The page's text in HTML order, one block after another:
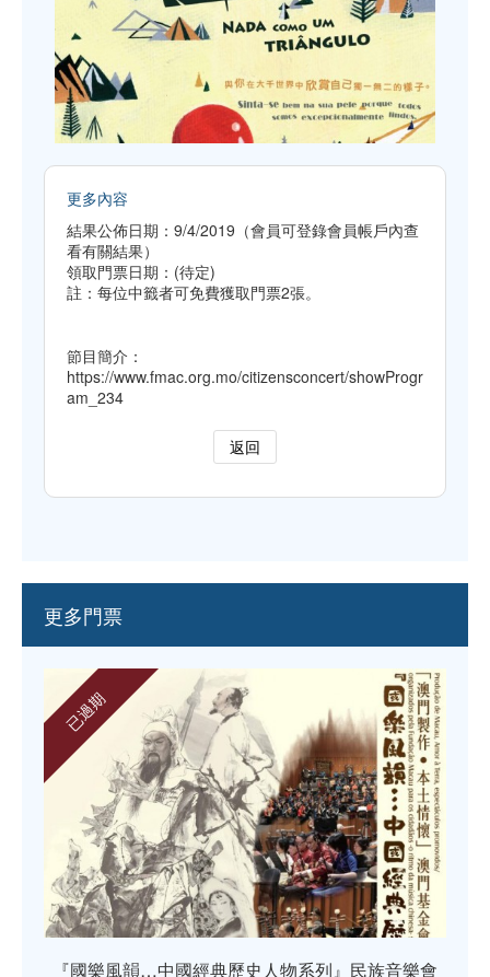
更多內容
結果公佈日期：9/4/2019（會員可登錄會員帳戶內查
看有關結果）
領取門票日期：(待定)
註：每位中籤者可免費獲取門票2張。
節目簡介：
https://www.fmac.org.mo/citizensconcert/showProgr
am_234
返回
更多門票
已過期
『國樂風韻…中國經典歷史人物系列』民族音樂會